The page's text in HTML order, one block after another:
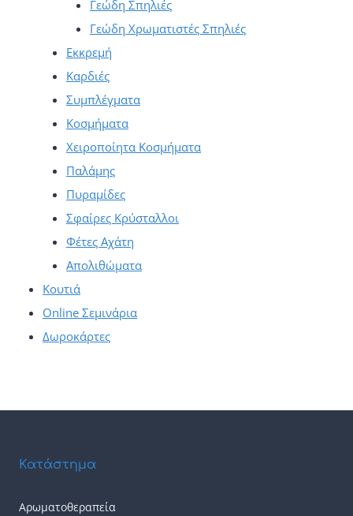
Γεώδη Σπηλιές
Γεώδη Χρωματιστές Σπηλιές
Εκκρεμή
Καρδιές
Συμπλέγματα
Κοσμήματα
Χειροποίητα Κοσμήματα
Παλάμης
Πυραμίδες
Σφαίρες Κρύσταλλοι
Φέτες Αχάτη
Απολιθώματα
Κουτιά
Online Σεμινάρια
Δωροκάρτες
Κατάστημα
Αρωματοθεραπεία